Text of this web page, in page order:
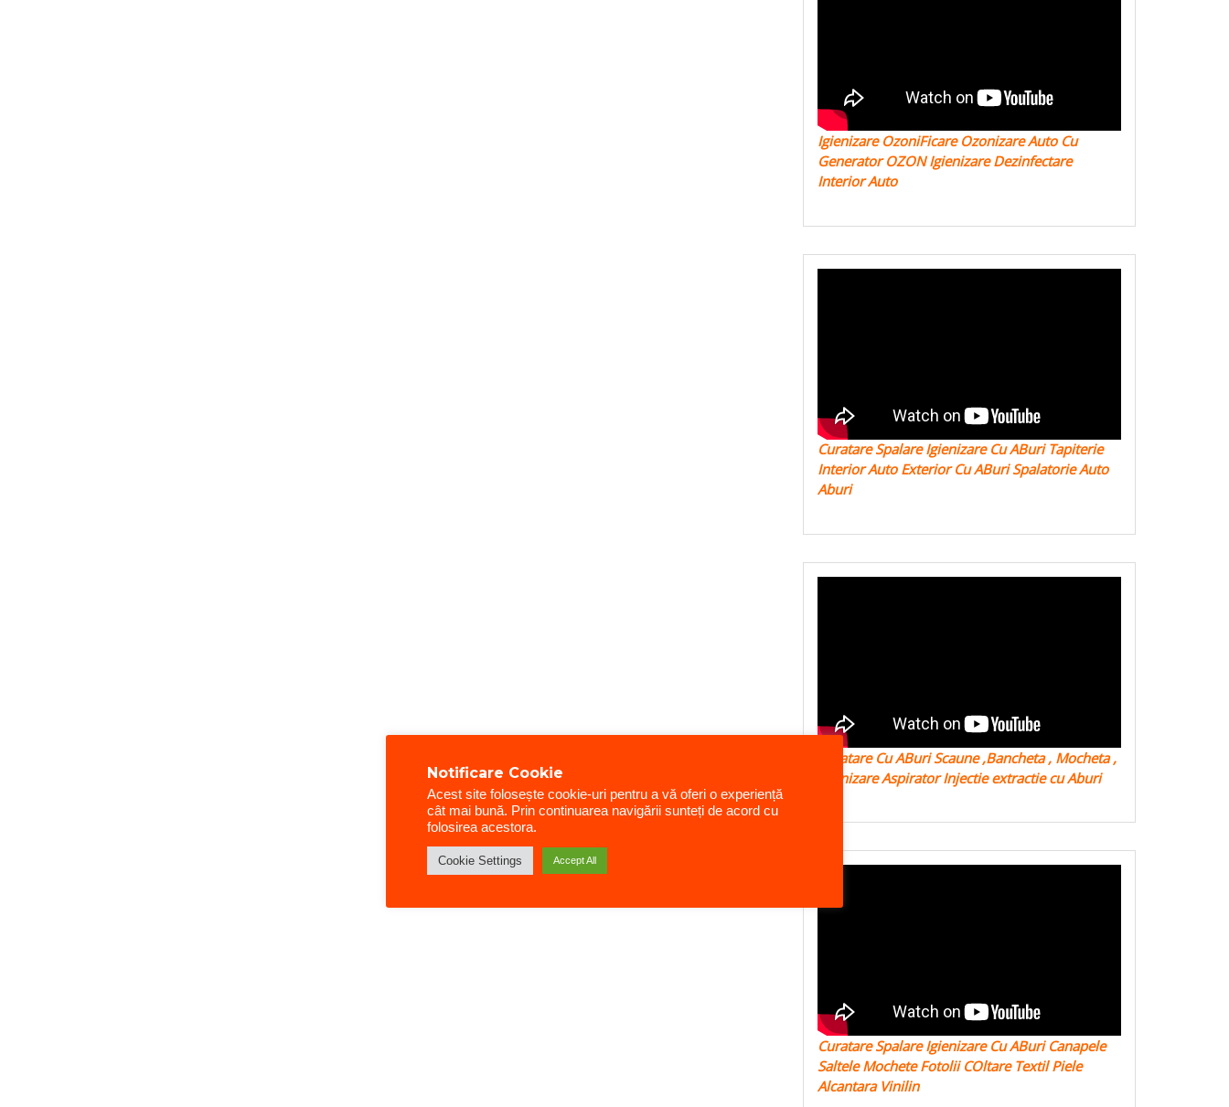
Igienizare OzoniFicare Ozonizare Auto Cu
Generator OZON Igienizare Dezinfectare
Interior Auto
Curatare Spalare Igienizare Cu ABuri Tapiterie
Interior Auto Exterior Cu ABuri Spalatorie Auto
Aburi
Curatare Cu ABuri Scaune ,Bancheta , Mocheta ,
Igienizare Aspirator Injectie extractie cu Aburi
Curatare Spalare Igienizare Cu ABuri Canapele
Saltele Mochete Fotolii COltare Textil Piele
Alcantara Vinilin
Notificare Cookie
Acest site folosește cookie-uri pentru a vă oferi o experiență
cât mai bună. Prin continuarea navigării sunteți de acord cu
folosirea acestora.
Cookie Settings Accept All